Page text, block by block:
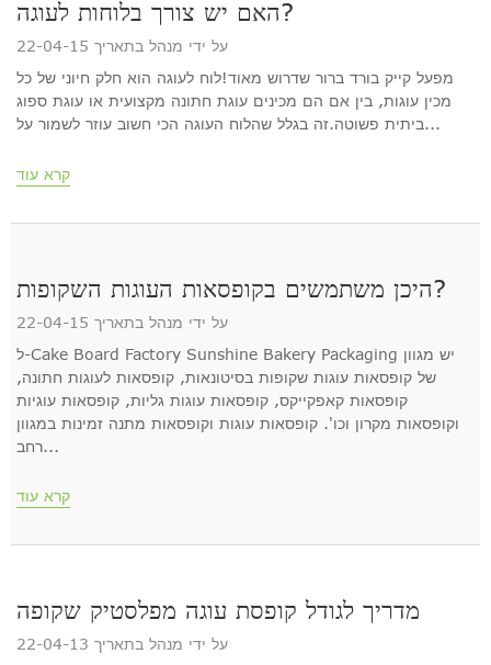
האם יש צורך בלוחות לעוגה?
על ידי מנהל בתאריך 22-04-15
מפעל קייק בורד ברור שדרוש מאוד!לוח לעוגה הוא חלק חיוני של כל
מכין עוגות, בין אם הם מכינים עוגת חתונה מקצועית או עוגת ספוג
ביתית פשוטה.זה בגלל שהלוח העוגה הכי חשוב עוזר לשמור על...
קרא עוד
היכן משתמשים בקופסאות העוגות השקופות?
על ידי מנהל בתאריך 22-04-15
ל-Cake Board Factory Sunshine Bakery Packaging יש מגוון
של קופסאות עוגות שקופות בסיטונאות, קופסאות לעוגות חתונה,
קופסאות קאפקייקס, קופסאות עוגות גליות, קופסאות עוגיות
וקופסאות מקרון וכו'. קופסאות עוגות וקופסאות מתנה זמינות במגוון
רחב...
קרא עוד
מדריך לגודל קופסת עוגה מפלסטיק שקופה
על ידי מנהל בתאריך 22-04-13